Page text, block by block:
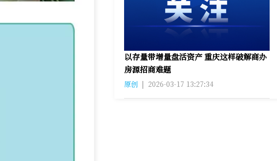
以存量带增量盘活资产 重庆这样破解商办
房源招商难题
原创 | 2026-03-17 13:27:34